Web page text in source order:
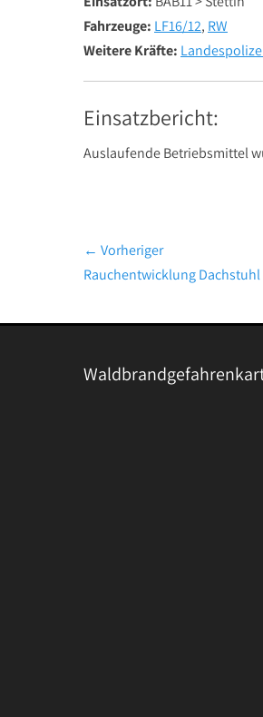
Fahrzeuge: LF16/12, RW
Weitere Kräfte:
Einsatzbericht:
Auslaufende Betriebsmittel
Beitragsnavigation
← Vorheriger
Vorheriger
Rauchentwicklung